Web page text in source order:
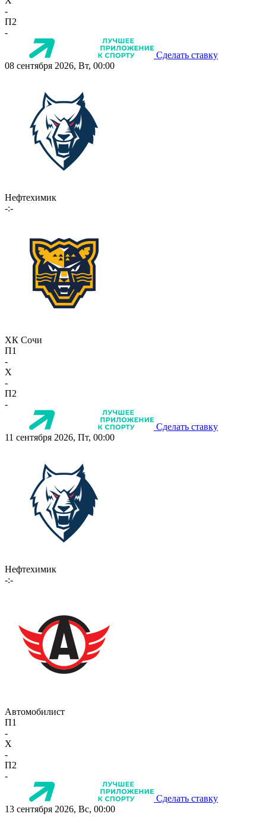
-
П2
-
Сделать ставку
08 сентября 2026, Вт, 00:00
Нефтехимик
-:-
ХК Сочи
П1
-
X
-
П2
-
Сделать ставку
11 сентября 2026, Пт, 00:00
Нефтехимик
-:-
Автомобилист
П1
-
X
-
П2
-
Сделать ставку
13 сентября 2026, Вс, 00:00